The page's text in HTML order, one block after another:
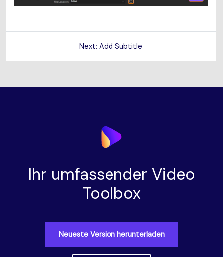
Next: Add Subtitle
Ihr umfassender Video
Toolbox
Neueste Version herunterladen